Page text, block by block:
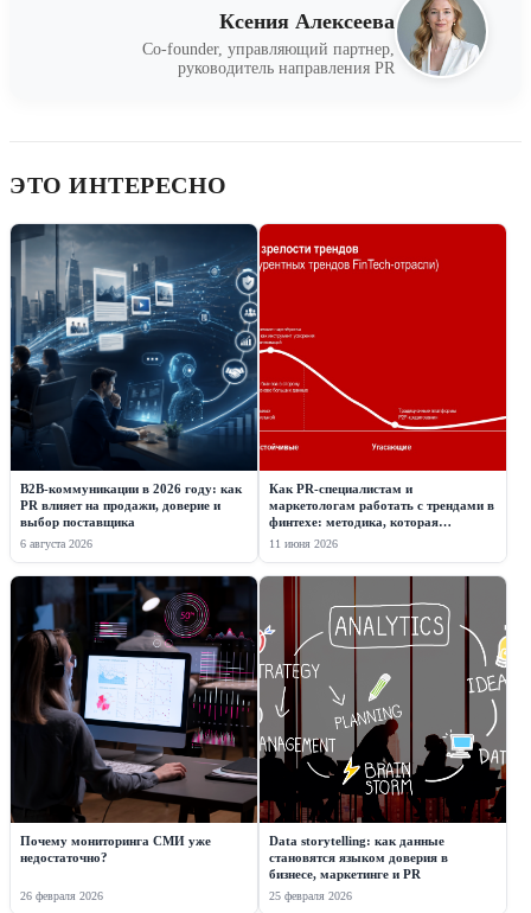
Ксения Алексеева
Co-founder, управляющий партнер,
руководитель направления PR
ЭТО ИНТЕРЕСНО
B2B-коммуникации в 2026 году: как
PR влияет на продажи, доверие и
выбор поставщика
6 августа 2026
Как PR-специалистам и
маркетологам работать с трендами в
финтехе: методика, которая
дополнит вашу профессиональную
11 июня 2026
Почему мониторинга СМИ уже
недостаточно?
26 февраля 2026
Data storytelling: как данные
становятся языком доверия в
бизнесе, маркетинге и PR
25 февраля 2026